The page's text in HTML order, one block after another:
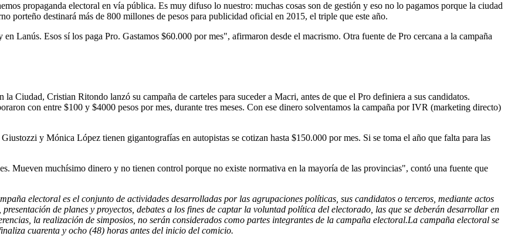
propaganda electoral en vía pública. Es muy difuso lo nuestro: muchas cosas son de gestión y eso no lo pagamos porque la ciudad
porteño destinará más de 800 millones de pesos para publicidad oficial en 2015, el triple que este año.
Lanús. Esos sí los paga Pro. Gastamos $60.000 por mes", afirmaron desde el macrismo. Otra fuente de Pro cercana a la campaña
Ciudad, Cristian Ritondo lanzó su campaña de carteles para suceder a Macri, antes de que el Pro definiera a sus candidatos.
con entre $100 y $4000 pesos por mes, durante tres meses. Con ese dinero solventamos la campaña por IVR (marketing directo)
y Mónica López tienen gigantografías en autopistas se cotizan hasta $150.000 por mes. Si se toma el año que falta para las
Mueven muchísimo dinero y no tienen control porque no existe normativa en la mayoría de las provincias", contó una fuente que
electoral es el conjunto de actividades desarrolladas por las agrupaciones políticas, sus candidatos o terceros, mediante actos
de planes y proyectos, debates a los fines de captar la voluntad política del electorado, las que se deberán desarrollar en
la realización de simposios, no serán considerados como partes integrantes de la campaña electoral.La campaña electoral se
cuarenta y ocho (48) horas antes del inicio del comicio.